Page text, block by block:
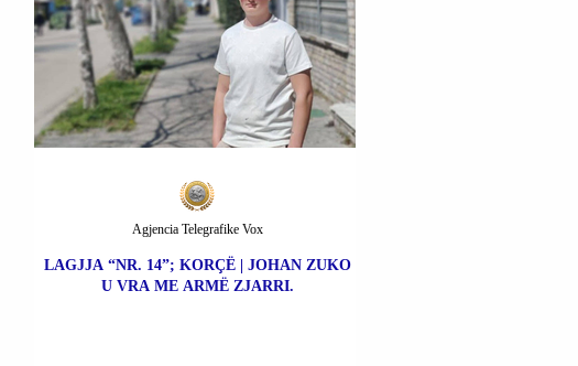
LAGJJA “NR. 14”; KORÇË | JOHAN ZUKO
U VRA ME ARMË ZJARRI.
Agjencia Telegrafike Vox